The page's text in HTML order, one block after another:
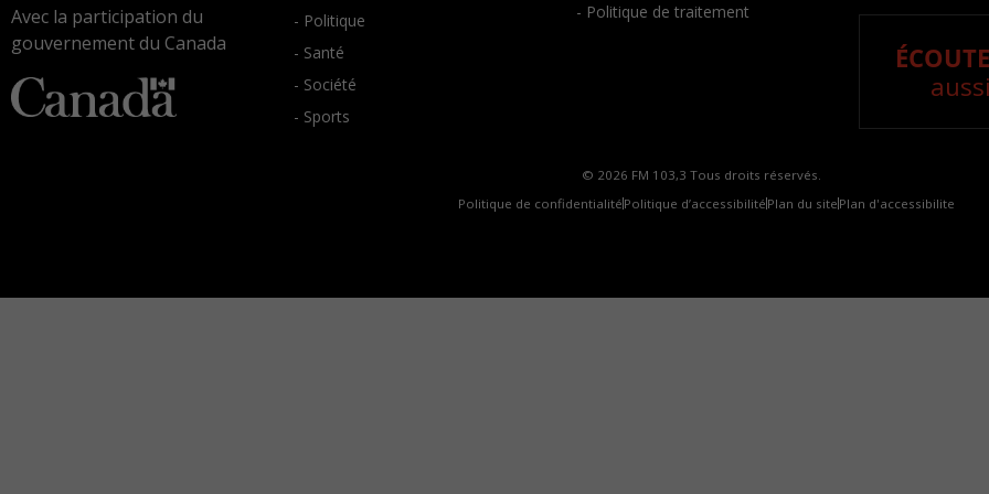
Avec la participation du
gouvernement du Canada
- Politique
- Santé
- Société
- Sports
- Politique de traitement
© 2026 FM 103,3 Tous droits réservés.
Politique de confidentialité Politique d’accessibilité Plan du site Plan d'accessibilite